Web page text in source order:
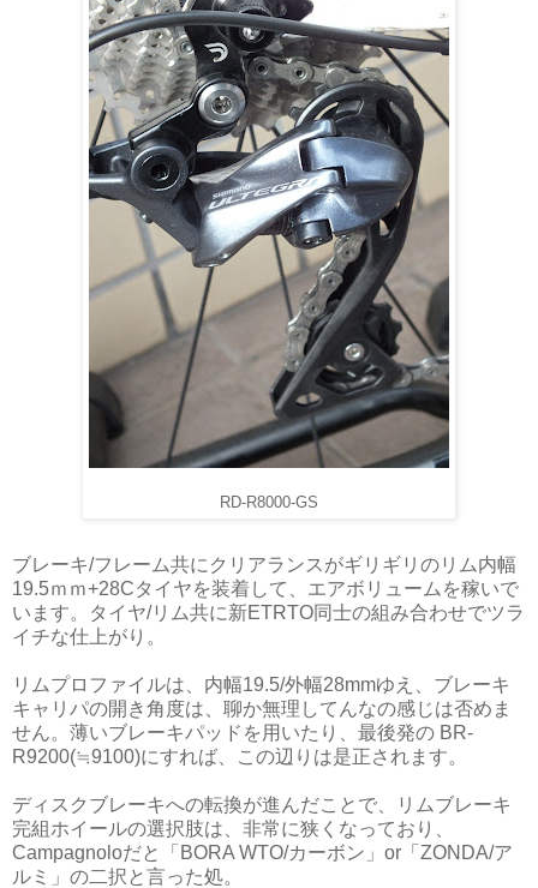
RD-R8000-GS
ブレーキ/フレーム共にクリアランスがギリギリのリム内幅
19.5ｍｍ+28Cタイヤを装着して、エアボリュームを稼いで
います。タイヤ/リム共に新ETRTO同士の組み合わせでツラ
イチな仕上がり。
リムプロファイルは、内幅19.5/外幅28mmゆえ、ブレーキ
キャリパの開き角度は、聊か無理してんなの感じは否めま
せん。薄いブレーキパッドを用いたり、最後発の BR-
R9200(≒9100)にすれば、この辺りは是正されます。
ディスクブレーキへの転換が進んだことで、リムブレーキ
完組ホイールの選択肢は、非常に狭くなっており、
Campagnoloだと「BORA WTO/カーボン」or「ZONDA/ア
ルミ」の二択と言った処。